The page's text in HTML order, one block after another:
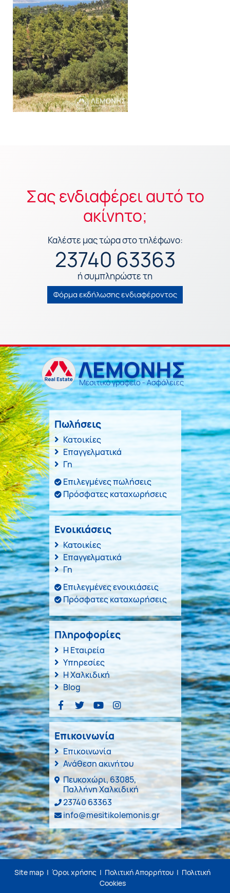
Σας ενδιαφέρει αυτό το
ακίνητο;
Καλέστε μας τώρα στο τηλέφωνο:
23740 63363
ή συμπληρώστε τη
Φόρμα εκδήλωσης ενδιαφέροντος
Πωλήσεις
Κατοικίες
Επαγγελματικά
Γη
Επιλεγμένες πωλήσεις
Πρόσφατες καταχωρήσεις
Ενοικιάσεις
Κατοικίες
Επαγγελματικά
Γη
Επιλεγμένες ενοικιάσεις
Πρόσφατες καταχωρήσεις
Πληροφορίες
Η Εταιρεία
Υπηρεσίες
Η Χαλκιδική
Blog
Επικοινωνία
Επικοινωνία
Ανάθεση ακινήτου
Πευκοχώρι, 63085,
Παλλήνη Χαλκιδική
23740 63363
info@mesitikolemonis.gr
Site map | Όροι χρήσης | Πολιτική Απορρήτου | Πολιτική
Cookies